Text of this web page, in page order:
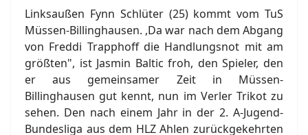
Linksaußen Fynn Schlüter (25) kommt vom TuS
Müssen-Billinghausen. ,Da war nach dem Abgang
von Freddi Trapphoff die Handlungsnot mit am
größten", ist Jasmin Baltic froh, den Spieler, den
er aus gemeinsamer Zeit in Müssen-
Billinghausen gut kennt, nun im Verler Trikot zu
sehen. Den nach einem Jahr in der 2. A-Jugend-
Bundesliga aus dem HLZ Ahlen zurückgekehrten